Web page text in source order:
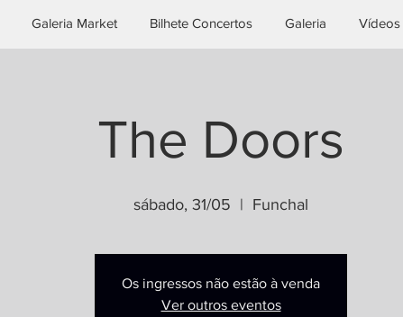
Galeria Market Bilhete Concertos Galeria Vídeos
The Doors
sábado, 31/05
  |
Funchal
Os ingressos não estão à venda
Ver outros eventos